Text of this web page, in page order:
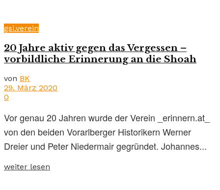
gsi.verein
20 Jahre aktiv gegen das Vergessen –
vorbildliche Erinnerung an die Shoah
von BK
29. März 2020
0
Vor genau 20 Jahren wurde der Verein _erinnern.at_
von den beiden Vorarlberger Historikern Werner
Dreier und Peter Niedermair gegründet. Johannes...
weiter lesen